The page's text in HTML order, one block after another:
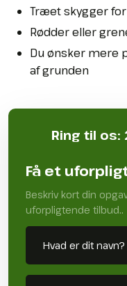
​Træet skygger
​Rødder eller
​Du ønsker mere
af grunden
Ring til os:
Få et
Beskriv kort din
uforpligtende tilbud..